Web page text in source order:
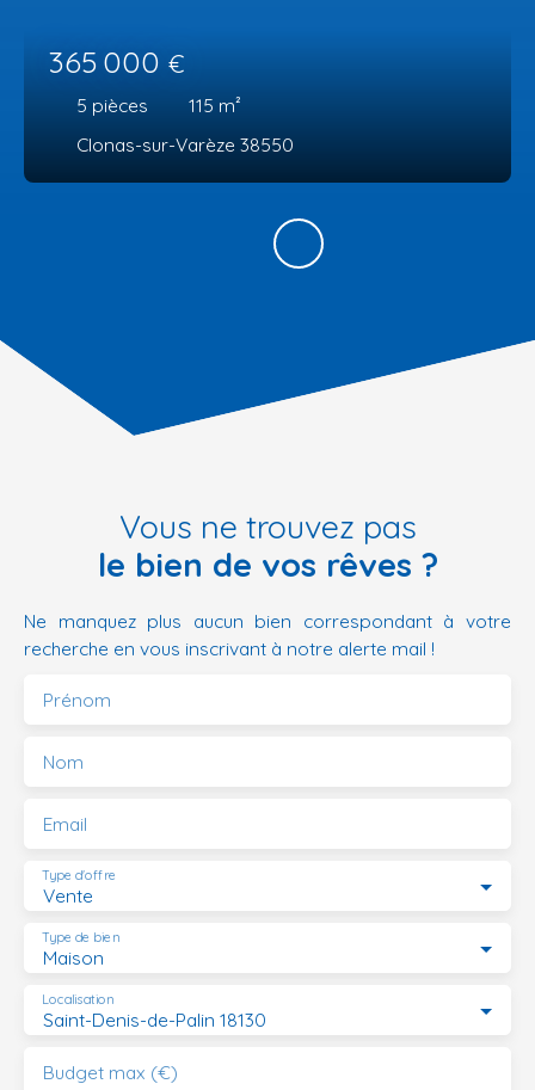
365 000 €
5 pièces 115 m²
Clonas-sur-Varèze 38550
Vous ne trouvez pas
le bien de vos rêves ?
Ne manquez plus aucun bien correspondant à votre
recherche en vous inscrivant à notre alerte mail !
Prénom
Nom
Email
Vente
Type d'offre
Maison
Type de bien
Saint-Denis-de-Palin 18130
Localisation
Budget max (€)